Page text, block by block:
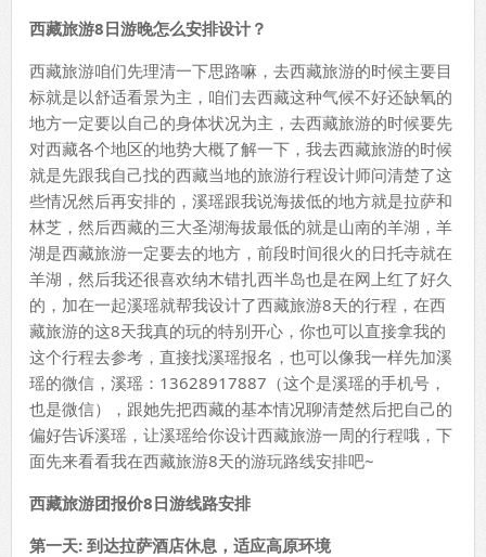
西藏旅游8日游晚怎么安排设计？
西藏旅游咱们先理清一下思路嘛，去西藏旅游的时候主要目
标就是以舒适看景为主，咱们去西藏这种气候不好还缺氧的
地方一定要以自己的身体状况为主，去西藏旅游的时候要先
对西藏各个地区的地势大概了解一下，我去西藏旅游的时候
就是先跟我自己找的西藏当地的旅游行程设计师问清楚了这
些情况然后再安排的，溪瑶跟我说海拔低的地方就是拉萨和
林芝，然后西藏的三大圣湖海拔最低的就是山南的羊湖，羊
湖是西藏旅游一定要去的地方，前段时间很火的日托寺就在
羊湖，然后我还很喜欢纳木错扎西半岛也是在网上红了好久
的，加在一起溪瑶就帮我设计了西藏旅游8天的行程，在西
藏旅游的这8天我真的玩的特别开心，你也可以直接拿我的
这个行程去参考，直接找溪瑶报名，也可以像我一样先加溪
瑶的微信，溪瑶：13628917887（这个是溪瑶的手机号，
也是微信），跟她先把西藏的基本情况聊清楚然后把自己的
偏好告诉溪瑶，让溪瑶给你设计西藏旅游一周的行程哦，下
面先来看看我在西藏旅游8天的游玩路线安排吧~
西藏旅游团报价8日游线路安排
第一天: 到达拉萨酒店休息，适应高原环境